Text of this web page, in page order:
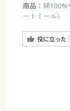
商品： 綿100%
ートミール）
役に立った